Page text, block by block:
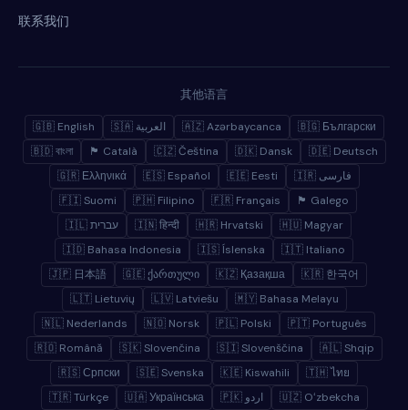
联系我们
其他语言
🇬🇧 English 🇸🇦 العربية 🇦🇿 Azərbaycanca
🇧🇬 Български
🇧🇩 বাংলা
🏴 Català 🇨🇿 Čeština 🇩🇰 Dansk
🇩🇪 Deutsch
🇬🇷 Ελληνικά
🇪🇸 Español 🇪🇪 Eesti
🇮🇷 فارسی
🇫🇮 Suomi
🇵🇭 Filipino 🇫🇷 Français
🏴 Galego
🇮🇱 עברית
🇮🇳 हिन्दी 🇭🇷 Hrvatski
🇭🇺 Magyar
🇮🇩 Bahasa Indonesia
🇮🇸 Íslenska
🇮🇹 Italiano
🇯🇵 日本語
🇬🇪 ქართული 🇰🇿 Қазақша
🇰🇷 한국어
🇱🇹 Lietuvių
🇱🇻 Latviešu
🇲🇾 Bahasa Melayu
🇳🇱 Nederlands
🇳🇴 Norsk 🇵🇱 Polski
🇵🇹 Português
🇷🇴 Română
🇸🇰 Slovenčina 🇸🇮 Slovenščina
🇦🇱 Shqip
🇷🇸 Српски
🇸🇪 Svenska 🇰🇪 Kiswahili
🇹🇭 ไทย
🇹🇷 Türkçe
🇺🇦 Українська 🇵🇰 اردو 🇺🇿 Oʻzbekcha